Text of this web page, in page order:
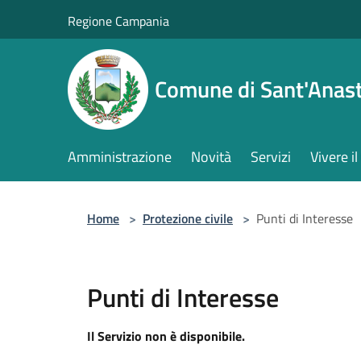
Regione Campania
Comune di
Amministrazione Novità Servizi Vivere
Home > Protezione civile > Punti di Interesse
Punti di Interesse
Il Servizio non è disponibile.